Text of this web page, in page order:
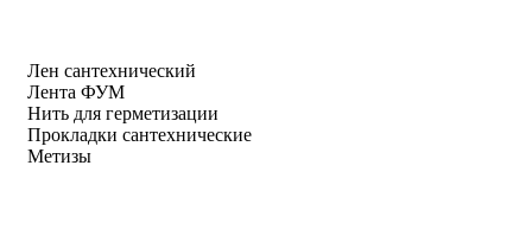
Лен сантехнический
Лента ФУМ
Нить для герметизации
Прокладки сантехнические
Метизы